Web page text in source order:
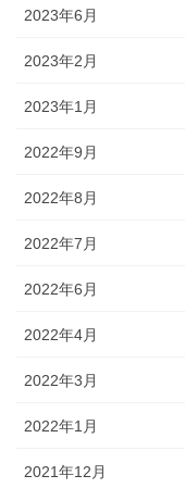
2023年6月
2023年2月
2023年1月
2022年9月
2022年8月
2022年7月
2022年6月
2022年4月
2022年3月
2022年1月
2021年12月